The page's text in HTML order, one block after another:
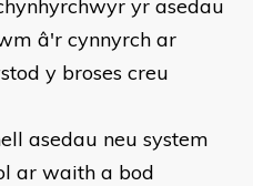
yr asedau
â'r cynnyrch ar
y broses creu
asedau neu system
ar waith a bod